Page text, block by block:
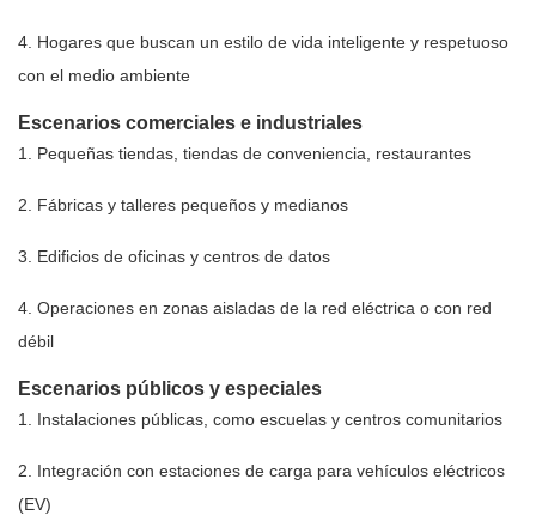
4. Hogares que buscan un estilo de vida inteligente y respetuoso
con el medio ambiente
Escenarios comerciales e industriales
1. Pequeñas tiendas, tiendas de conveniencia, restaurantes
2. Fábricas y talleres pequeños y medianos
3. Edificios de oficinas y centros de datos
4. Operaciones en zonas aisladas de la red eléctrica o con red
débil
Escenarios públicos y especiales
1. Instalaciones públicas, como escuelas y centros comunitarios
2. Integración con estaciones de carga para vehículos eléctricos
(EV)